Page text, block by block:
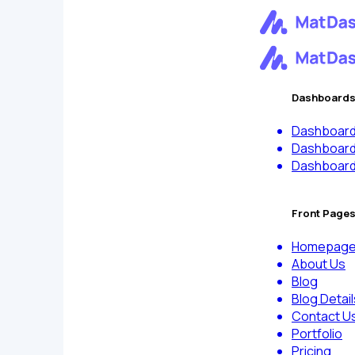
Dashboards
Front Pages
Homepage
About Us
Blog
Blog
Contact
Portfolio
Pricing